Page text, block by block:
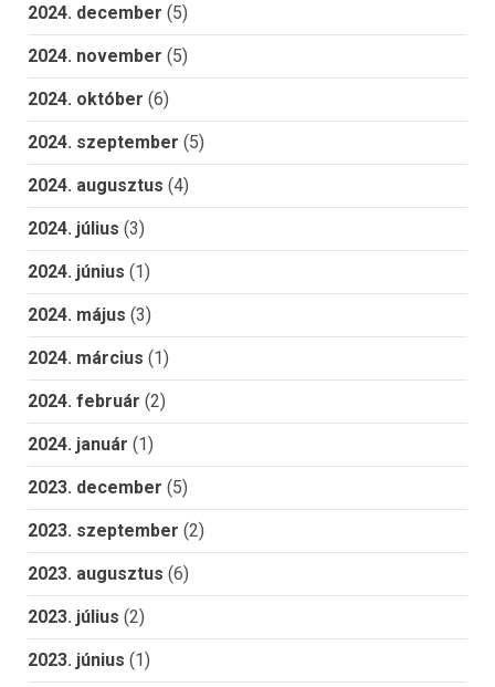
2024. december (5)
2024. november (5)
2024. október (6)
2024. szeptember (5)
2024. augusztus (4)
2024. július (3)
2024. június (1)
2024. május (3)
2024. március (1)
2024. február (2)
2024. január (1)
2023. december (5)
2023. szeptember (2)
2023. augusztus (6)
2023. július (2)
2023. június (1)